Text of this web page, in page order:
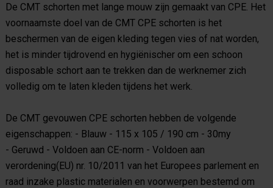
De CMT schorten met lange mouw zijn gemaakt van CPE. Het
voornaamste doel van de CMT CPE schorten is het
beschermen van de eigen kleding tegen vies of nat worden,
het is minder tijdrovend en hygiënischer om een schoon
disposable schort aan te trekken dan de werknemer zich
volledig om te laten kleden tijdens het werk.
De CMT gevouwen CPE schorten hebben de volgende
eigenschappen: - Blauw - 115 x 105 / 190 cm - 30my
- Geruwd - Voldoen aan CE-norm - Voldoen aan
verordening(EU) nr. 10/2011 van het Europees parlement en
raad inzake plastic materialen en voorwerpen bestemd om